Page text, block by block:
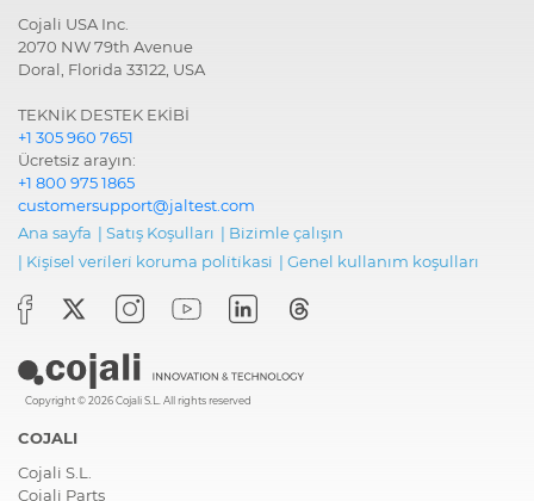
Cojali USA Inc.
2070 NW 79th Avenue
Doral, Florida 33122, USA
TEKNİK DESTEK EKİBİ
+1 305 960 7651
Ücretsiz arayın:
+1 800 975 1865
customersupport@jaltest.com
Ana sayfa | Satış Koşulları | Bizimle çalışın
| Ki̇şi̇sel veri̇leri̇ koruma poli̇ti̇kasi | Genel kullanım koşulları
Copyright © 2026 Cojali S.L. All rights reserved
COJALI
Cojali S.L.
Cojali Parts